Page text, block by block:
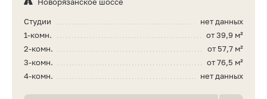
Новорязанское шоссе
нет данных
Студии
от 39,9 м²
1-комн.
от 57,7 м²
2-комн.
от 76,5 м²
3-комн.
нет данных
4-комн.